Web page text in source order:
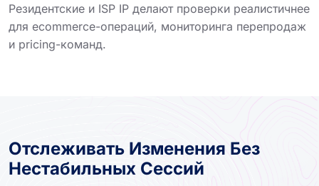
Резидентские и ISP IP делают проверки реалистичнее
для ecommerce-операций, мониторинга перепродаж
и pricing-команд.
Отслеживать Изменения Без
Нестабильных Сессий